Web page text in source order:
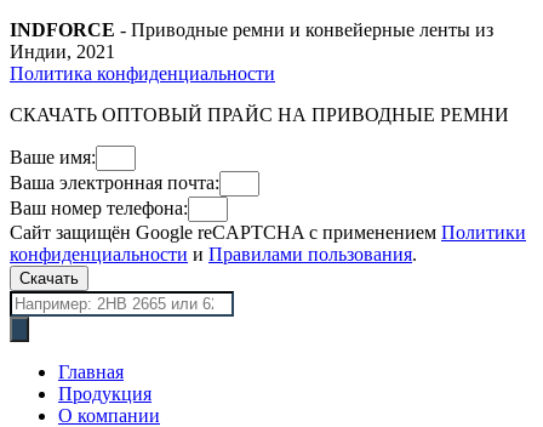
INDFORCE - Приводные ремни и конвейерные ленты из
Индии, 2021
Политика конфиденциальности
СКАЧАТЬ ОПТОВЫЙ ПРАЙС НА ПРИВОДНЫЕ РЕМНИ
Ваше имя:
Ваша электронная почта:
Ваш номер телефона:
Сайт защищён Google reCAPTCHA с применением Политики
конфиденциальности и Правилами пользования.
Скачать
Поиск
товаров
Главная
Продукция
О компании